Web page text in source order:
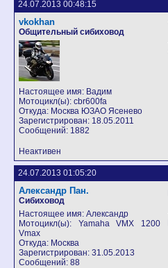
24.07.2013 00:48:15
vkokhan
Общительный сибиховод
Настоящее имя: Вадим
Мотоцикл(ы): cbr600fa
Откуда: Москва ЮЗАО Ясенево
Зарегистрирован: 18.05.2011
Сообщений: 1882
Неактивен
24.07.2013 01:05:20
Александр Пан.
Сибиховод
Настоящее имя: Александр
Мотоцикл(ы): Yamaha VMX 1200
Vmax
Откуда: Москва
Зарегистрирован: 31.05.2013
Сообщений: 88